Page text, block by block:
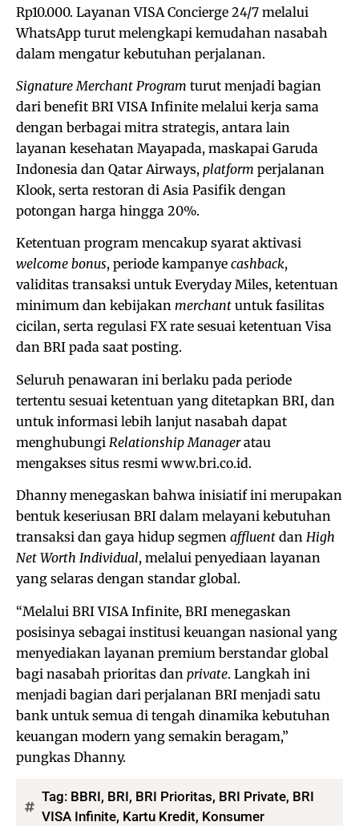
Rp10.000. Layanan VISA Concierge 24/7 melalui
WhatsApp turut melengkapi kemudahan nasabah
dalam mengatur kebutuhan perjalanan.
Signature Merchant Program turut menjadi bagian
dari benefit BRI VISA Infinite melalui kerja sama
dengan berbagai mitra strategis, antara lain
layanan kesehatan Mayapada, maskapai Garuda
Indonesia dan Qatar Airways, platform perjalanan
Klook, serta restoran di Asia Pasifik dengan
potongan harga hingga 20%.
Ketentuan program mencakup syarat aktivasi
welcome bonus, periode kampanye cashback,
validitas transaksi untuk Everyday Miles, ketentuan
minimum dan kebijakan merchant untuk fasilitas
cicilan, serta regulasi FX rate sesuai ketentuan Visa
dan BRI pada saat posting.
Seluruh penawaran ini berlaku pada periode
tertentu sesuai ketentuan yang ditetapkan BRI, dan
untuk informasi lebih lanjut nasabah dapat
menghubungi Relationship Manageratau
mengakses situs resmi www.bri.co.id.
Dhanny menegaskan bahwa inisiatif ini merupakan
bentuk keseriusan BRI dalam melayani kebutuhan
transaksi dan gaya hidup segmen affluent dan High
Net Worth Individual, melalui penyediaan layanan
yang selaras dengan standar global.
“Melalui BRI VISA Infinite, BRI menegaskan
posisinya sebagai institusi keuangan nasional yang
menyediakan layanan premium berstandar global
bagi nasabah prioritas dan private. Langkah ini
menjadi bagian dari perjalanan BRI menjadi satu
bank untuk semua di tengah dinamika kebutuhan
keuangan modern yang semakin beragam,”
pungkas Dhanny.
Tag: BBRI, BRI, BRI Prioritas, BRI Private, BRI
VISA Infinite, Kartu Kredit, Konsumer